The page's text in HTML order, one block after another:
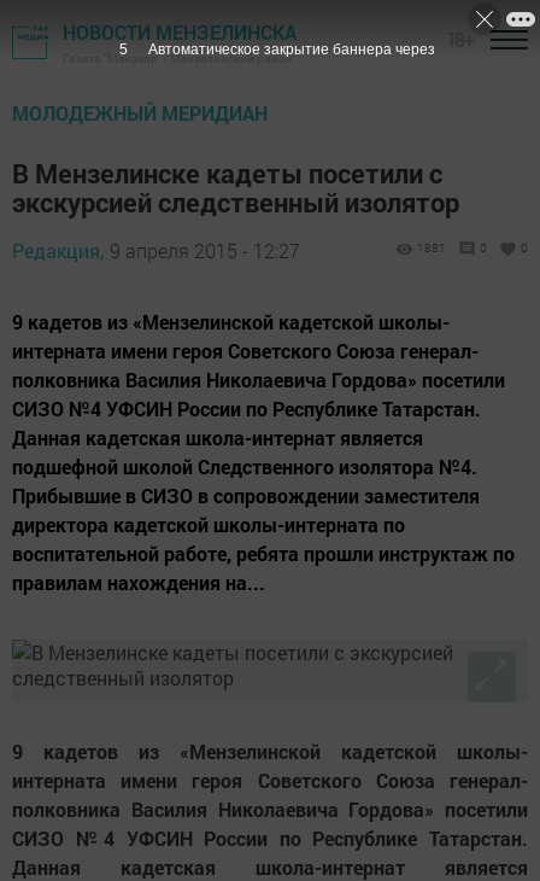
НОВОСТИ МЕНЗЕЛИНСКА
Газета "Мензеля" - Мензелинский район
МОЛОДЕЖНЫЙ МЕРИДИАН
В Мензелинске кадеты посетили с
экскурсией следственный изолятор
Редакция, 9 апреля 2015 - 12:27 1881 0 0
9 кадетов из «Мензелинской кадетской школы-
интерната имени героя Советского Союза генерал-
полковника Василия Николаевича Гордова» посетили
СИЗО №4 УФСИН России по Республике Татарстан.
Данная кадетская школа-интернат является
подшефной школой Следственного изолятора №4.
Прибывшие в СИЗО в сопровождении заместителя
директора кадетской школы-интерната по
воспитательной работе, ребята прошли инструктаж по
правилам нахождения на...
9 кадетов из «Мензелинской кадетской школы-
интерната имени героя Советского Союза генерал-
полковника Василия Николаевича Гордова» посетили
СИЗО №4 УФСИН России по Республике Татарстан.
Данная кадетская школа-интернат является
4 Автоматическое закрытие баннера через